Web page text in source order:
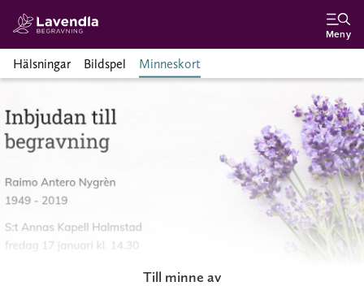
Meny
Hälsningar Bildspel Minneskort
Till minne av